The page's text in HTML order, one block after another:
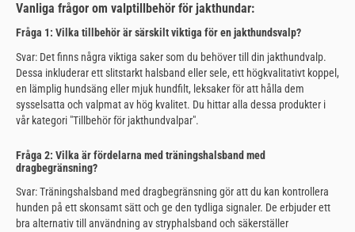
Vanliga frågor om valptillbehör för jakthundar:
Fråga 1: Vilka tillbehör är särskilt viktiga för en jakthundsvalp?
Svar: Det finns några viktiga saker som du behöver till din jakthundvalp.
Dessa inkluderar ett slitstarkt halsband eller sele, ett högkvalitativt koppel,
en lämplig hundsäng eller mjuk hundfilt, leksaker för att hålla dem
sysselsatta och valpmat av hög kvalitet. Du hittar alla dessa produkter i
vår kategori "Tillbehör för jakthundvalpar".
Fråga 2: Vilka är fördelarna med träningshalsband med
dragbegränsning?
Svar: Träningshalsband med dragbegränsning gör att du kan kontrollera
hunden på ett skonsamt sätt och ge den tydliga signaler. De erbjuder ett
bra alternativ till användning av stryphalsband och säkerställer